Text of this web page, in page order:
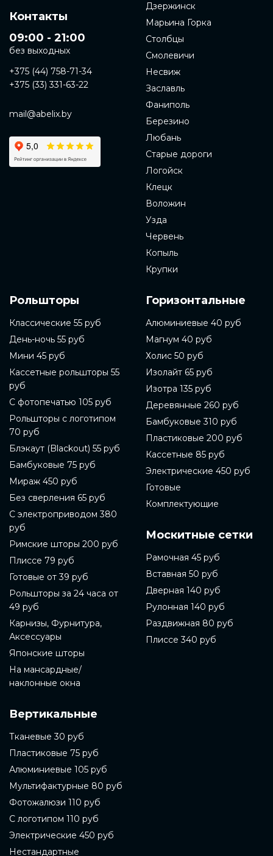
Контакты
09:00 - 21:00
без выходных
+375 (44) 758-71-34
+375 (33) 331-63-22
mail@abelix.by
Дзержинск
Марьина Горка
Столбцы
Смолевичи
Несвиж
Заславль
Фаниполь
Березино
Любань
Старые дороги
Логойск
Клецк
Воложин
Узда
Червень
Копыль
Крупки
Рольшторы
Классические 55 руб
День-ночь 55 руб
Мини 45 руб
Кассетные рольшторы 55
руб
С фотопечатью 105 руб
Рольшторы с логотипом
70 руб
Блэкаут (Blackout) 55 руб
Бамбуковые 75 руб
Мираж 450 руб
Без сверления 65 руб
С электроприводом 380
руб
Римские шторы 200 руб
Плиссе 79 руб
Готовые от 39 руб
Рольшторы за 24 часа от
49 руб
Карнизы, Фурнитура,
Аксессуары
Японские шторы
На мансардные/
наклонные окна
Вертикальные
Тканевые 30 руб
Пластиковые 75 руб
Алюминиевые 105 руб
Мультифактурные 80 руб
Фотожалюзи 110 руб
С логотипом 110 руб
Электрические 450 руб
Нестандартные
Горизонтальные
Алюминиевые 40 руб
Магнум 40 руб
Холис 50 руб
Изолайт 65 руб
Изотра 135 руб
Деревянные 260 руб
Бамбуковые 310 руб
Пластиковые 200 руб
Кассетные 85 руб
Электрические 450 руб
Готовые
Комплектующие
Москитные сетки
Рамочная 45 руб
Вставная 50 руб
Дверная 140 руб
Рулонная 140 руб
Раздвижная 80 руб
Плиссе 340 руб